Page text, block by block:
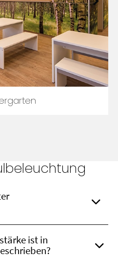
Einrichtungen
ist in